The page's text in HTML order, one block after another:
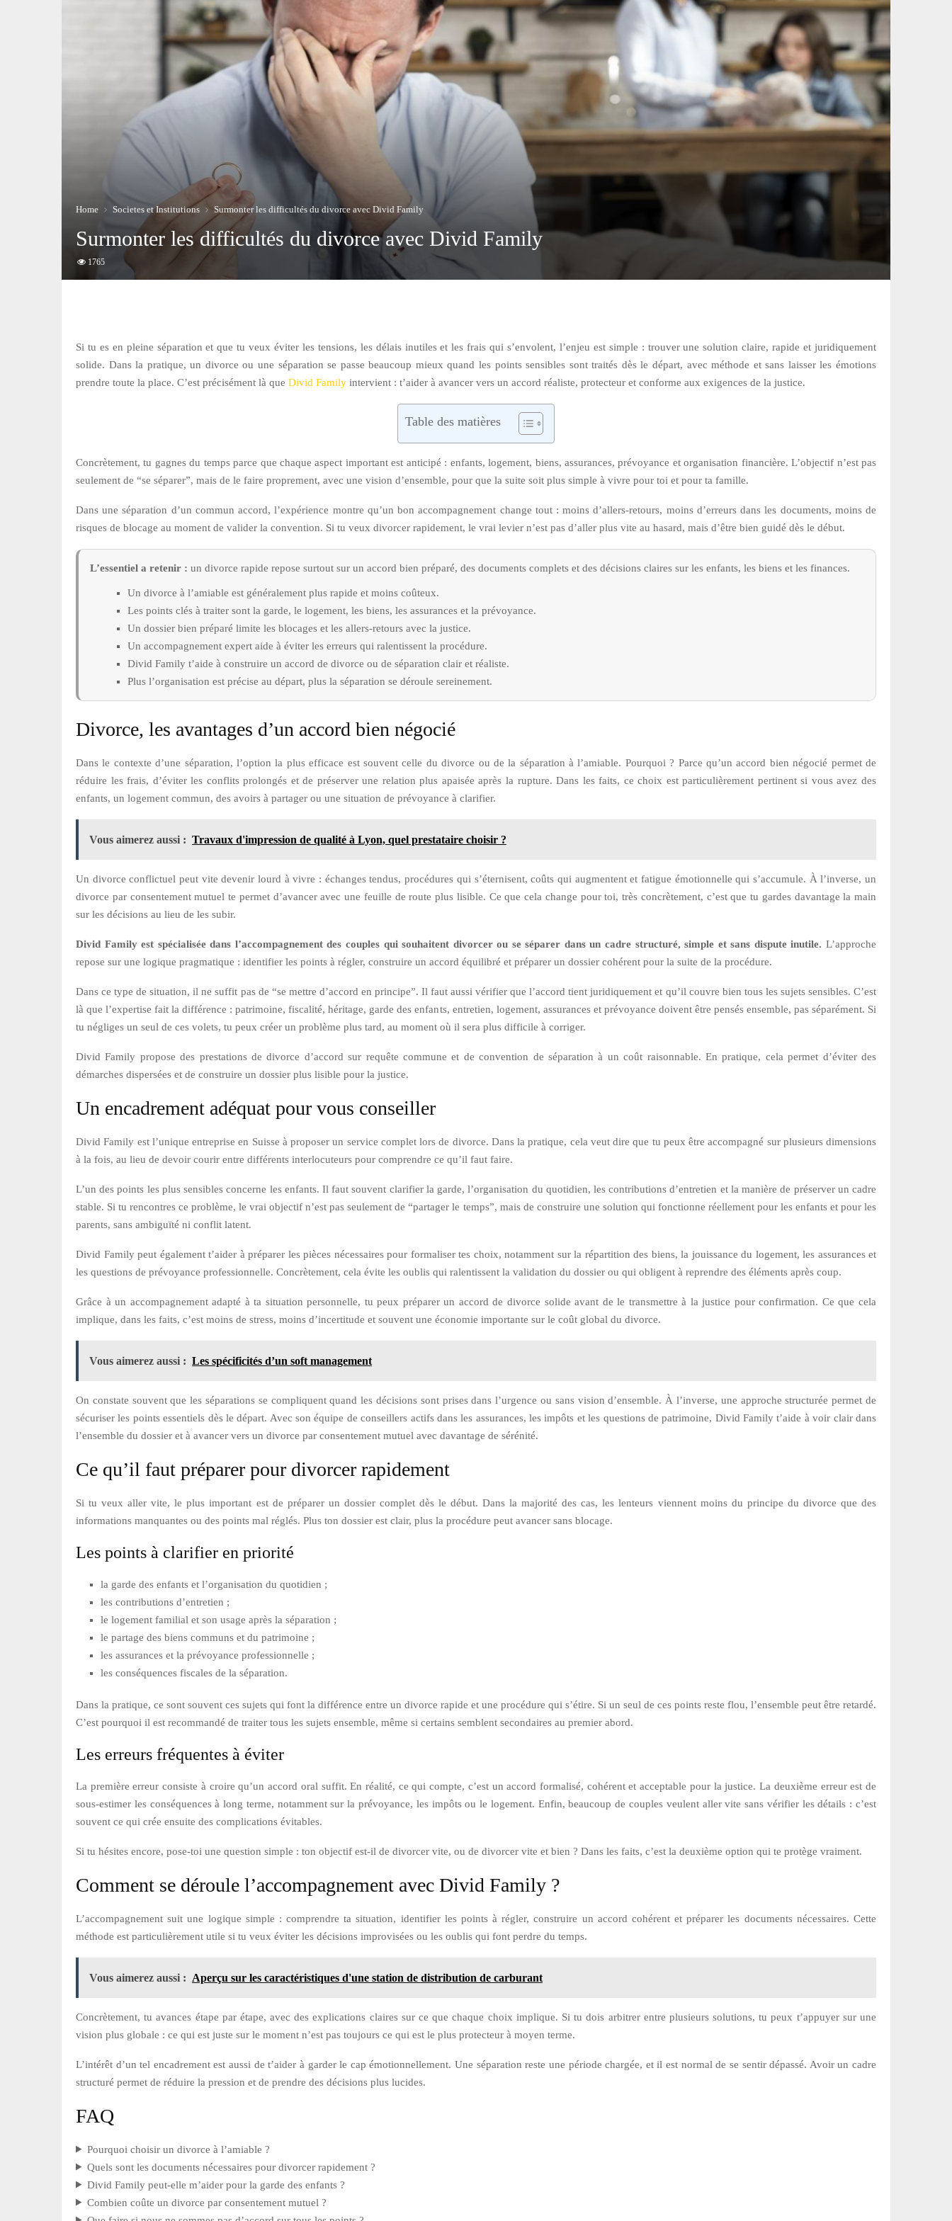
Home Societes et Institutions Surmonter les difficultés du divorce avec Divid Family
Surmonter les difficultés du divorce avec Divid Family
1765
Si tu es en pleine séparation et que tu veux éviter les tensions, les délais inutiles et les frais qui s’envolent, l’enjeu est simple : trouver une solution claire, rapide et juridiquement
solide. Dans la pratique, un divorce ou une séparation se passe beaucoup mieux quand les points sensibles sont traités dès le départ, avec méthode et sans laisser les émotions
prendre toute la place. C’est précisément là que Divid Family intervient : t’aider à avancer vers un accord réaliste, protecteur et conforme aux exigences de la justice.
Table des matières
Concrètement, tu gagnes du temps parce que chaque aspect important est anticipé : enfants, logement, biens, assurances, prévoyance et organisation financière. L’objectif n’est pas
seulement de “se séparer”, mais de le faire proprement, avec une vision d’ensemble, pour que la suite soit plus simple à vivre pour toi et pour ta famille.
Dans une séparation d’un commun accord, l’expérience montre qu’un bon accompagnement change tout : moins d’allers-retours, moins d’erreurs dans les documents, moins de
risques de blocage au moment de valider la convention. Si tu veux divorcer rapidement, le vrai levier n’est pas d’aller plus vite au hasard, mais d’être bien guidé dès le début.
L’essentiel a retenir : un divorce rapide repose surtout sur un accord bien préparé, des documents complets et des décisions claires sur les enfants, les biens et les finances.
Un divorce à l’amiable est généralement plus rapide et moins coûteux.
Les points clés à traiter sont la garde, le logement, les biens, les assurances et la prévoyance.
Un dossier bien préparé limite les blocages et les allers-retours avec la justice.
Un accompagnement expert aide à éviter les erreurs qui ralentissent la procédure.
Divid Family t’aide à construire un accord de divorce ou de séparation clair et réaliste.
Plus l’organisation est précise au départ, plus la séparation se déroule sereinement.
Divorce, les avantages d’un accord bien négocié
Dans le contexte d’une séparation, l’option la plus efficace est souvent celle du divorce ou de la séparation à l’amiable. Pourquoi ? Parce qu’un accord bien négocié permet de
réduire les frais, d’éviter les conflits prolongés et de préserver une relation plus apaisée après la rupture. Dans les faits, ce choix est particulièrement pertinent si vous avez des
enfants, un logement commun, des avoirs à partager ou une situation de prévoyance à clarifier.
Vous aimerez aussi : Travaux d'impression de qualité à Lyon, quel prestataire choisir ?
Un divorce conflictuel peut vite devenir lourd à vivre : échanges tendus, procédures qui s’éternisent, coûts qui augmentent et fatigue émotionnelle qui s’accumule. À l’inverse, un
divorce par consentement mutuel te permet d’avancer avec une feuille de route plus lisible. Ce que cela change pour toi, très concrètement, c’est que tu gardes davantage la main
sur les décisions au lieu de les subir.
Divid Family est spécialisée dans l’accompagnement des couples qui souhaitent divorcer ou se séparer dans un cadre structuré, simple et sans dispute inutile. L’approche
repose sur une logique pragmatique : identifier les points à régler, construire un accord équilibré et préparer un dossier cohérent pour la suite de la procédure.
Dans ce type de situation, il ne suffit pas de “se mettre d’accord en principe”. Il faut aussi vérifier que l’accord tient juridiquement et qu’il couvre bien tous les sujets sensibles. C’est
là que l’expertise fait la différence : patrimoine, fiscalité, héritage, garde des enfants, entretien, logement, assurances et prévoyance doivent être pensés ensemble, pas séparément. Si
tu négliges un seul de ces volets, tu peux créer un problème plus tard, au moment où il sera plus difficile à corriger.
Divid Family propose des prestations de divorce d’accord sur requête commune et de convention de séparation à un coût raisonnable. En pratique, cela permet d’éviter des
démarches dispersées et de construire un dossier plus lisible pour la justice.
Un encadrement adéquat pour vous conseiller
Divid Family est l’unique entreprise en Suisse à proposer un service complet lors de divorce. Dans la pratique, cela veut dire que tu peux être accompagné sur plusieurs dimensions
à la fois, au lieu de devoir courir entre différents interlocuteurs pour comprendre ce qu’il faut faire.
L’un des points les plus sensibles concerne les enfants. Il faut souvent clarifier la garde, l’organisation du quotidien, les contributions d’entretien et la manière de préserver un cadre
stable. Si tu rencontres ce problème, le vrai objectif n’est pas seulement de “partager le temps”, mais de construire une solution qui fonctionne réellement pour les enfants et pour les
parents, sans ambiguïté ni conflit latent.
Divid Family peut également t’aider à préparer les pièces nécessaires pour formaliser tes choix, notamment sur la répartition des biens, la jouissance du logement, les assurances et
les questions de prévoyance professionnelle. Concrètement, cela évite les oublis qui ralentissent la validation du dossier ou qui obligent à reprendre des éléments après coup.
Grâce à un accompagnement adapté à ta situation personnelle, tu peux préparer un accord de divorce solide avant de le transmettre à la justice pour confirmation. Ce que cela
implique, dans les faits, c’est moins de stress, moins d’incertitude et souvent une économie importante sur le coût global du divorce.
Vous aimerez aussi : Les spécificités d’un soft management
On constate souvent que les séparations se compliquent quand les décisions sont prises dans l’urgence ou sans vision d’ensemble. À l’inverse, une approche structurée permet de
sécuriser les points essentiels dès le départ. Avec son équipe de conseillers actifs dans les assurances, les impôts et les questions de patrimoine, Divid Family t’aide à voir clair dans
l’ensemble du dossier et à avancer vers un divorce par consentement mutuel avec davantage de sérénité.
Ce qu’il faut préparer pour divorcer rapidement
Si tu veux aller vite, le plus important est de préparer un dossier complet dès le début. Dans la majorité des cas, les lenteurs viennent moins du principe du divorce que des
informations manquantes ou des points mal réglés. Plus ton dossier est clair, plus la procédure peut avancer sans blocage.
Les points à clarifier en priorité
la garde des enfants et l’organisation du quotidien ;
les contributions d’entretien ;
le logement familial et son usage après la séparation ;
le partage des biens communs et du patrimoine ;
les assurances et la prévoyance professionnelle ;
les conséquences fiscales de la séparation.
Dans la pratique, ce sont souvent ces sujets qui font la différence entre un divorce rapide et une procédure qui s’étire. Si un seul de ces points reste flou, l’ensemble peut être retardé.
C’est pourquoi il est recommandé de traiter tous les sujets ensemble, même si certains semblent secondaires au premier abord.
Les erreurs fréquentes à éviter
La première erreur consiste à croire qu’un accord oral suffit. En réalité, ce qui compte, c’est un accord formalisé, cohérent et acceptable pour la justice. La deuxième erreur est de
sous-estimer les conséquences à long terme, notamment sur la prévoyance, les impôts ou le logement. Enfin, beaucoup de couples veulent aller vite sans vérifier les détails : c’est
souvent ce qui crée ensuite des complications évitables.
Si tu hésites encore, pose-toi une question simple : ton objectif est-il de divorcer vite, ou de divorcer vite et bien ? Dans les faits, c’est la deuxième option qui te protège vraiment.
Comment se déroule l’accompagnement avec Divid Family ?
L’accompagnement suit une logique simple : comprendre ta situation, identifier les points à régler, construire un accord cohérent et préparer les documents nécessaires. Cette
méthode est particulièrement utile si tu veux éviter les décisions improvisées ou les oublis qui font perdre du temps.
Vous aimerez aussi : Aperçu sur les caractéristiques d'une station de distribution de carburant
Concrètement, tu avances étape par étape, avec des explications claires sur ce que chaque choix implique. Si tu dois arbitrer entre plusieurs solutions, tu peux t’appuyer sur une
vision plus globale : ce qui est juste sur le moment n’est pas toujours ce qui est le plus protecteur à moyen terme.
L’intérêt d’un tel encadrement est aussi de t’aider à garder le cap émotionnellement. Une séparation reste une période chargée, et il est normal de se sentir dépassé. Avoir un cadre
structuré permet de réduire la pression et de prendre des décisions plus lucides.
FAQ
Pourquoi choisir un divorce à l’amiable ?
Quels sont les documents nécessaires pour divorcer rapidement ?
Divid Family peut-elle m’aider pour la garde des enfants ?
Combien coûte un divorce par consentement mutuel ?